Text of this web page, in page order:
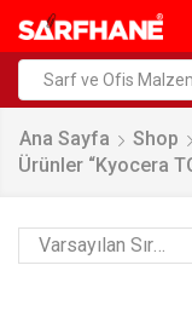
Ana Sayfa
Shop
Ürünler “Kyocera